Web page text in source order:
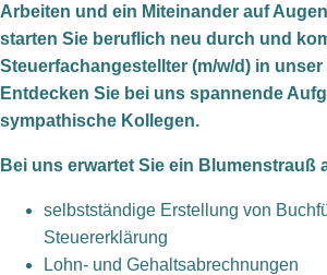
Arbeiten und ein Miteinander auf
starten Sie beruflich neu durch und
Steuerfachangestellter (m/w/d) in unser
Entdecken Sie bei uns spannende
sympathische Kollegen.
Bei uns erwartet Sie ein Blumenstrauß
selbstständige Erstellung von
Steuererklärung
Lohn- und Gehaltsabrechnungen